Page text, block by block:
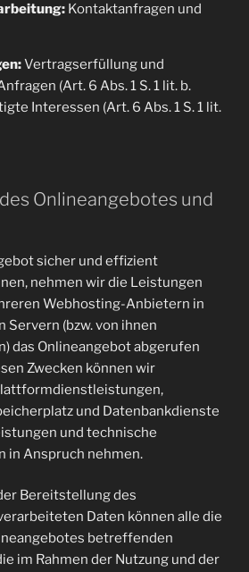
Kontaktanfragen und
Vertragserfüllung und
(Art. 6 Abs. 1 S. 1 lit. b.
Interessen (Art. 6 Abs. 1 S. 1 lit.
Onlineangebotes und
sicher und effizient
nehmen wir die Leistungen
Webhosting-Anbietern in
Servern (bzw. von ihnen
das Onlineangebot abgerufen
Zwecken können wir
und Datenbankdienste
und technische
in Anspruch nehmen.
Bereitstellung des
Daten können alle die
betreffenden
im Rahmen der Nutzung und der